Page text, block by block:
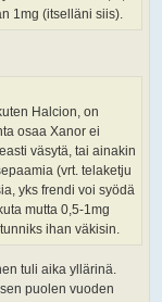
1mg (itselläni siis).
Halcion, on
osaa Xanor ei
väsytä, tai ainakin
(vrt. telaketju
yks frendi voi syödä
mutta 0,5-1mg
ihan väkisin.
tuli aika yllärinä.
puolen vuoden